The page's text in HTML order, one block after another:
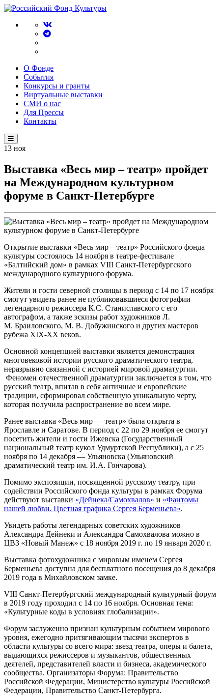
О Фонде
События
Конкурсы и гранты
Виртуальные выставки
СМИ о нас
Для Прессы
Контакты
13 ноя
Выставка «Весь мир – театр» пройдет
на Международном культурном
форуме в Санкт-Петербурге
Открытие выставки «Весь мир – театр» Российского фонда
культуры состоялось 14 ноября в театре-фестивале
«Балтийский дом» в рамках VIII Санкт-Петербургского
международного культурного форума.
Жители и гости северной столицы в период с 14 по 17 ноября
смогут увидеть ранее не публиковавшиеся фотографии
легендарного режиссера К.С. Станиславского с его
автографом, а также эскизы работ художников Л.
М. Браиловского, М. В. Добужинского и других мастеров
рубежа XIX-XX веков.
Основной концепцией выставки является демонстрация
многовековой истории русского драматического театра,
неразрывно связанной с историей мировой драматургии.
Феномен отечественной драматургии заключается в том, что
русский театр, впитав в себя античные и европейские
традиции, сформировал собственную уникальную черту,
которая получила распространение во всем мире.
Ранее выставка «Весь мир — театр» была открыта в
Ярославле и Саратове. В период с 22 по 29 ноября ее смогут
посетить жители и гости Ижевска (Государственный
национальный театр кукол Удмуртской Республики), а с 25
ноября по 14 декабря — Ульяновска (Ульяновский
драматический театр им. И.А. Гончарова).
Помимо экспозиции, посвященной русскому театру, при
содействии Российского фонда культуры в рамках Форума
действуют выставки «Дейнека/Самохвалов» и «Фантомы
нашей любви. Цветная графика Сергея Берменьева».
Увидеть работы легендарных советских художников
Александра Дейнеки и Александра Самохвалова можно в
ЦВЗ «Новый Манеж» с 18 ноября 2019 г. по 19 января 2020 г.
Выставка фотохудожника с мировым именем Сергея
Берменьева доступна для бесплатного посещения до 8 декабря
2019 года в Михайловском замке.
VIII Санкт-Петербургский международный культурный форум
в 2019 году проходил с 14 по 16 ноября. Основная тема:
«Культурные коды в условиях глобализации».
Форум заслуженно признан культурным событием мирового
уровня, ежегодно притягивающим тысячи экспертов в
области культуры со всего мира: звезд театра, оперы и балета,
выдающихся режиссеров и музыкантов, общественных
деятелей, представителей власти и бизнеса, академического
сообщества. Организаторы Форума: Правительство
Российской Федерации, Министерство культуры Российской
Федерации, Правительство Санкт-Петербурга.